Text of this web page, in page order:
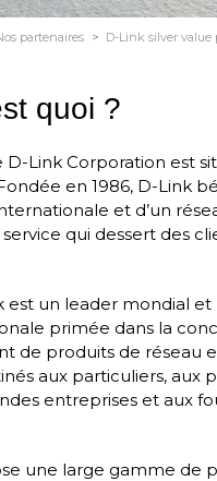
partenaires D-Link silver
quoi ?
D-Link Corporation est
en 1986, D-Link
et d’un
qui dessert des
est un leader mondial et
primée dans la
de produits de réseau
aux particuliers, aux
entreprises et aux
une large gamme de